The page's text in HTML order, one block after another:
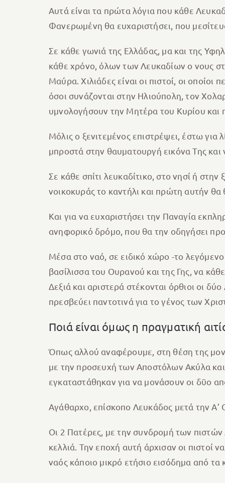
Αυτά είναι τα πρώτα λόγια που κάθε
Φανερωμένη θα ευχαριστήσει, που
Σε κάθε γωνιά της Ελλάδας, μα και της
κάθε χρόνο, όλων των Λευκαδίων ο νους
Μαύρα. Χιλιάδες είναι οι πιστοί, οι
όσοι συνάζονται στην Ηλιούπολη, τον
υμνολογήσουν την Μητέρα του Κυρίου και
Μόλις ο ξενιτεμένος επιστρέψει, έστω για
μπροστά στην θαυματουργή εικόνα Της και
Σε κάθε σπίτι λευκαδίτικο, στο νησί ή
νοικοκυράς το καντήλι και πρώτη αυτήν θα
Και για να ευχαριστήσει την Παναγία
ανηφορικό δρόμο, που θα την οδηγήσει
Μέσα στο ναό, σε ειδικό χώρο -το λεγόμενο
βασίλισσα του Ουρανού και της Γης, να
Δεξιά και αριστερά στέκονται όρθιοι οι
πρεσβεύει παντοτινά για το γένος των
Ποιά είναι όμως η πραγματική
Όπως αλλού αναφέρουμε, στη θέση της
με την προσευχή των Αποστόλων Ακύλα
εγκαταστάθηκαν για να μονάσουν οι δϋο
Αγάθαρχο, επίσκοπο Λευκάδος μετά την Α’
Οι 2 Πατέρες, με την συνδρομή των
κελλιά. Την εποχή αυτή άρχισαν οι
ναός κάποιο μικρό ετήσιο εισόδημα από